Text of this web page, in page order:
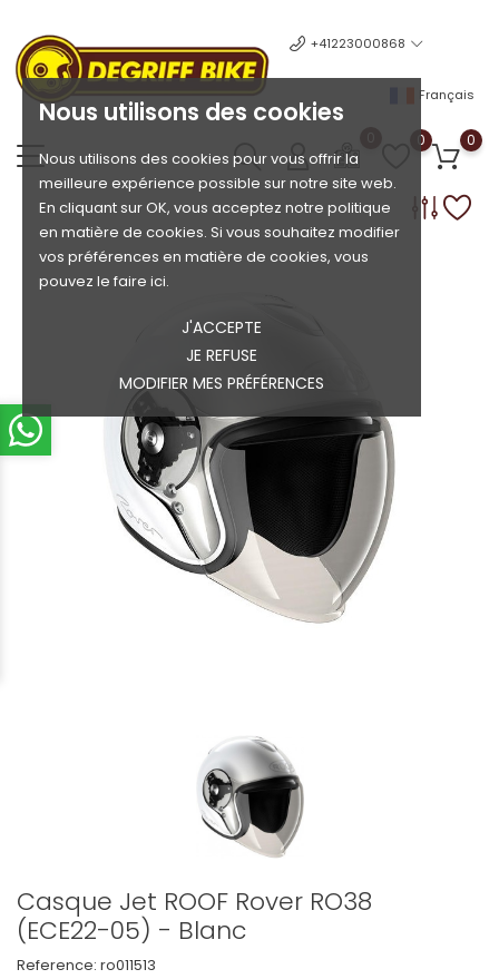
Nous utilisons des cookies
Nous utilisons des cookies pour vous offrir la
meilleure expérience possible sur notre site web.
En cliquant sur OK, vous acceptez notre politique
en matière de cookies. Si vous souhaitez modifier
vos préférences en matière de cookies, vous
pouvez le faire ici.
J'ACCEPTE
JE REFUSE
MODIFIER MES PRÉFÉRENCES
+41223000868
Français
0 0
Casque Jet ROOF Rover RO38
(ECE22-05) - Blanc
Reference: ro011513